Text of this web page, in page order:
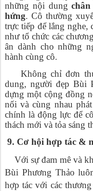
những nội dung
hứng. Cô thường
trực tiếp để lắng nghe,
như tổ chức các
ân dành cho những
hành cùng cô.
Không chỉ đơn
dung, người đẹp Bùi
dựng một cộng đồng
nối và cùng nhau
chính là động lực để
thách mới và tỏa sáng
9. Cơ hội hợp tác &
Với sự đam mê và
Bùi Phương Thảo
hợp tác với các